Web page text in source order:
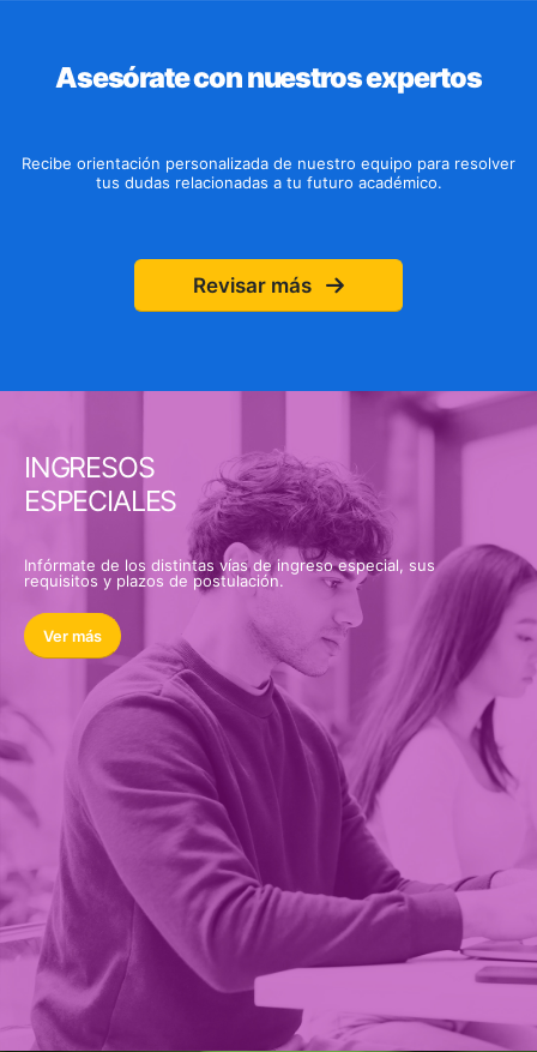
Asesórate con nuestros expertos
Recibe orientación personalizada de nuestro equipo para resolver
tus dudas relacionadas a tu futuro académico.
Revisar más
INGRESOS
ESPECIALES
Infórmate de los distintas vías de ingreso especial, sus
requisitos y plazos de postulación.
Ver más